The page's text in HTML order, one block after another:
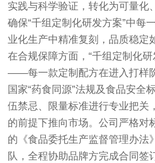
实践与科学验证，转化为可量化
确保“千组定制化研发方案”中每
业化生产中精准复刻，品质稳定
在合规保障方面，“千组定制化
——每一款定制配方在进入打样
国家“药食同源”法规及食品安全
伍禁忌、限量标准进行专业把关
的前提下推向市场。公司严格对
的《食品委托生产监督管理办法
队，全程协助品牌方完成合同签